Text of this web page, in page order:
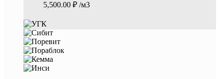
5,500.00 ₽ /м3